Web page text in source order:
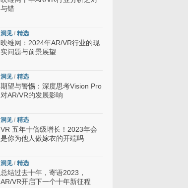
与错
洞见/ 精选
映维网：2024年AR/VR行业的现
实问题与前景展望
洞见/ 精选
期望与警惕：深度思考Vision Pro
对AR/VR的发展影响
洞见/ 精选
VR 五年十倍级增长！2023年会
是你为他人做嫁衣的开端吗
洞见/ 精选
总结过去十年，寄语2023，
AR/VR开启下一个十年新征程